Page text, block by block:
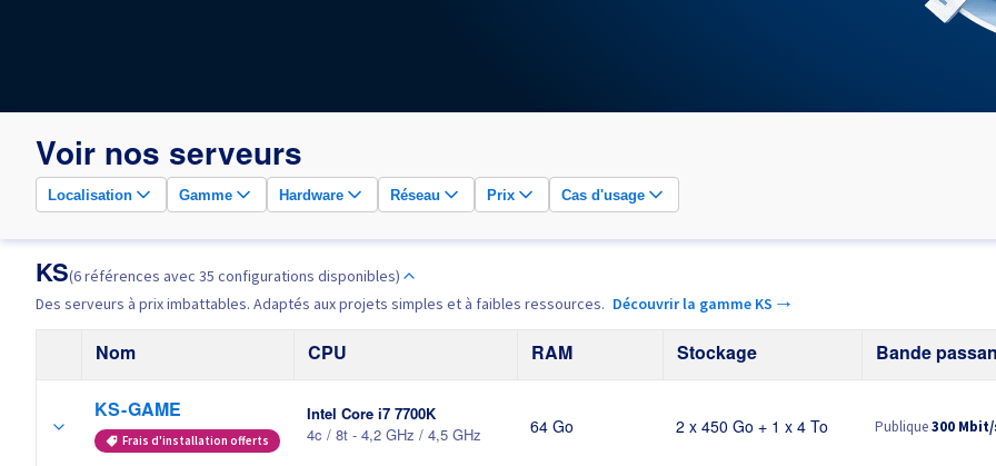
Voir nos serveurs
Localisation Gamme Hardware Réseau Prix Cas d'usage
KS(6 références avec 35 configurations disponibles)
Des serveurs à prix imbattables. Adaptés aux projets simples et à faibles ressources. Découvrir la gamme KS →
Nom CPU RAM Stockage Bande
KS-GAME
Frais d'installation offerts
Intel Core i7 7700K
4c / 8t - 4,2 GHz / 4,5 GHz
64 Go 2 x 450 Go + 1 x 4 To Publique300